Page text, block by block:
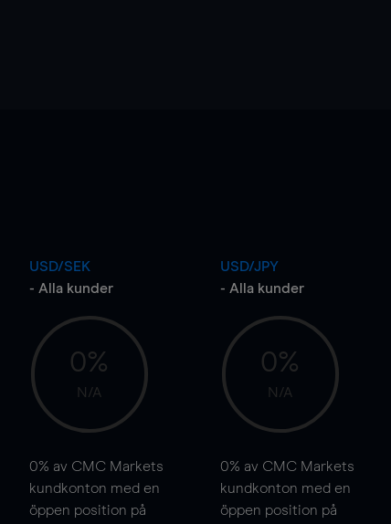
USD/SEK
- Alla kunder
0%
N/A
0% av CMC Markets
kundkonton med en
öppen position på
USD/JPY
- Alla kunder
0%
N/A
0% av CMC Markets
kundkonton med en
öppen position på